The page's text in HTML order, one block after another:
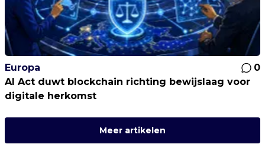
Europa
0
AI Act duwt blockchain richting bewijslaag voor
digitale herkomst
Meer artikelen